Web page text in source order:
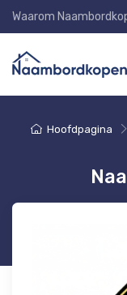
Waarom
Hoofdpagina